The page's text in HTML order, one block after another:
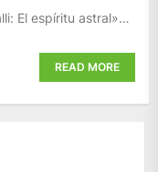
El espíritu astral»…
READ MORE